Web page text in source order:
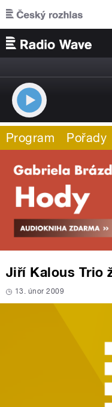
Přejít k hlavnímu obsahu
Program Pořady
Jiří Kalous Trio
13. únor 2009